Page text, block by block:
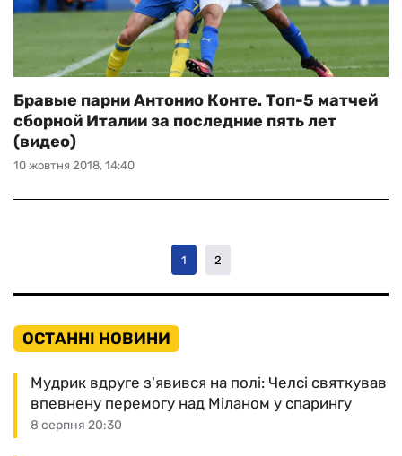
10 жовтня 2018, 14:40
Бравые парни Антонио Конте. Топ-5 матчей
сборной Италии за последние пять лет
(видео)
1 2
ОСТАННІ НОВИНИ
8 серпня 20:30
Мудрик вдруге з'явився на полі: Челсі святкував
впевнену перемогу над Міланом у спарингу